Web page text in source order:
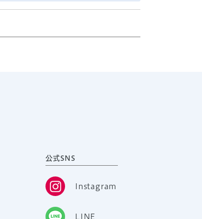
公式SNS
Instagram
LINE